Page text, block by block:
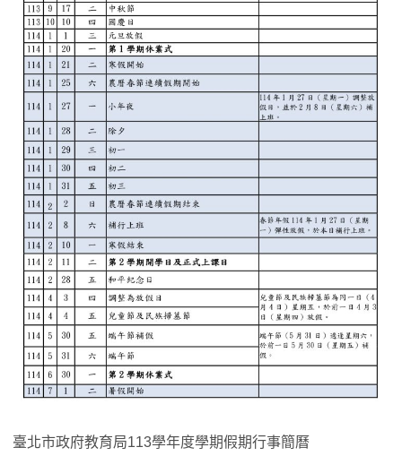
臺北市政府教育局113學年度學期假期行事簡曆